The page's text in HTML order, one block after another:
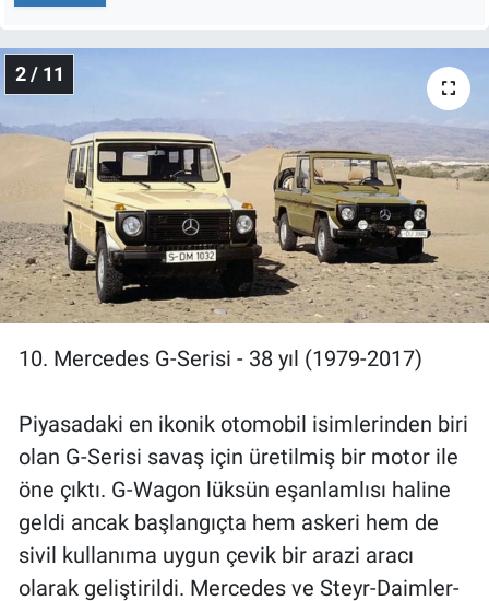
2 / 11
10. Mercedes G-Serisi - 38 yıl (1979-2017)
Piyasadaki en ikonik otomobil isimlerinden biri
olan G-Serisi savaş için üretilmiş bir motor ile
öne çıktı. G-Wagon lüksün eşanlamlısı haline
geldi ancak başlangıçta hem askeri hem de
sivil kullanıma uygun çevik bir arazi aracı
olarak geliştirildi. Mercedes ve Steyr-Daimler-
Popüler
Programlar
Sağlık
Spor
Teknoloji
Türkiye'nin Geleceği
Türkiye'nin Gündemi
Yerel Gündem
Yerel Yaşam
Canlı Yayın